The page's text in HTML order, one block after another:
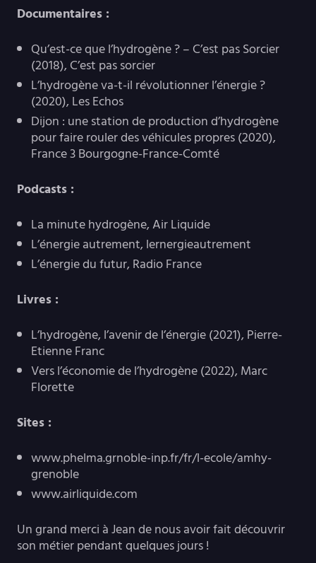
Documentaires :
Qu’est-ce que l’hydrogène ? – C’est pas Sorcier
(2018), C’est pas sorcier
L’hydrogène va-t-il révolutionner l’énergie ?
(2020), Les Echos
Dijon : une station de production d’hydrogène
pour faire rouler des véhicules propres (2020),
France 3 Bourgogne-France-Comté
Podcasts :
La minute hydrogène, Air Liquide
L’énergie autrement, lernergieautrement
L’énergie du futur, Radio France
Livres :
L’hydrogène, l’avenir de l’énergie (2021), Pierre-
Etienne Franc
Vers l’économie de l’hydrogène (2022), Marc
Florette
Sites :
www.phelma.grnoble-inp.fr/fr/l-ecole/amhy-
grenoble
www.airliquide.com
Un grand merci à Jean de nous avoir fait découvrir
son métier pendant quelques jours !